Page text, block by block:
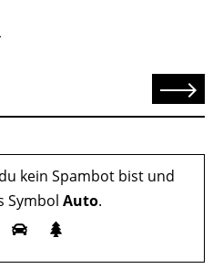
Senden
kein Spambot bist und
Symbol Auto.